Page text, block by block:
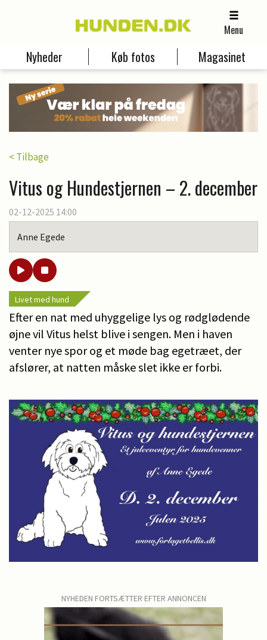
Menu
Nyheder Køb fotos Magasinet
< Tilbage
Vitus og Hundestjernen – 2. december
02-12-2025 14:00
Anne Egede
Livet med hund
Efter en nat med uhyggelige lys og rødglødende
øjne vil Vitus helst blive i sengen. Men i haven
venter nye spor og et møde bag egetræet, der
afslører, at natten måske slet ikke er forbi.
NYHEDEN FORTSÆTTER EFTER ANNONCEN